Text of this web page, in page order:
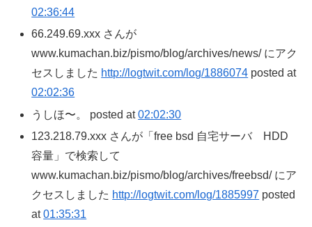
02:36:44
66.249.69.xxx さんが
www.kumachan.biz/pismo/blog/archives/news/ にアク
セスしました http://logtwit.com/log/1886074 posted at
02:02:36
うしほ〜。 posted at02:02:30
123.218.79.xxx さんが「free bsd 自宅サーバ HDD
容量」で検索して
www.kumachan.biz/pismo/blog/archives/freebsd/ にア
クセスしました http://logtwit.com/log/1885997 posted
at01:35:31